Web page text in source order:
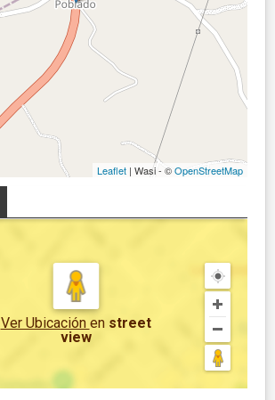
Leaflet | Wasi - ©OpenStreetMap
Ver Ubicación en street
view